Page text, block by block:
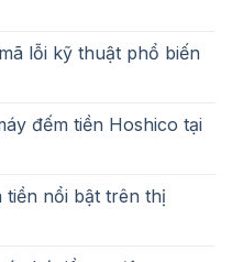
lỗi kỹ thuật phổ biến
đếm tiền Hoshico tại
tiền nổi bật trên thị